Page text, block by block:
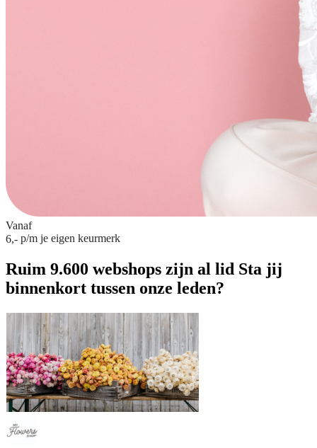
Vanaf
6,- p/m je eigen keurmerk
Ruim 9.600 webshops zijn al lid Sta jij
binnenkort tussen onze leden?